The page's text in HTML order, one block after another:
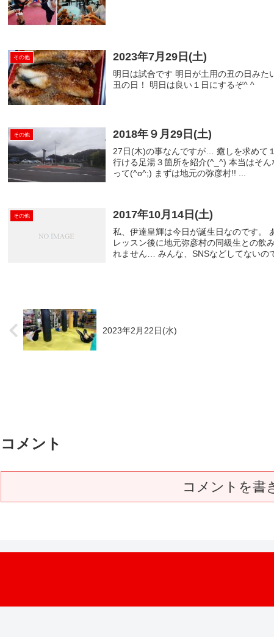
その他 2023年7月29日(土)
明日は試合です 明日が土用の丑の日み
丑の日！ 明日は良い１日にするぞ^ ^
その他 2018年９月29日(土)
27日(木)の事なんですが… 癒しを求めて
行ける足湯３箇所を紹介(^_^) 本当はそ
って(^o^;) まずは地元の弥彦村!! ...
その他 2017年10月14日(土)
私、伊達皇輝は今日が誕生日なのです。
レッスン後に地元弥彦村の同級生との飲
れません… みんな、SNSなどしてないの
2023年2月22日(水)
コメント
コメントを書